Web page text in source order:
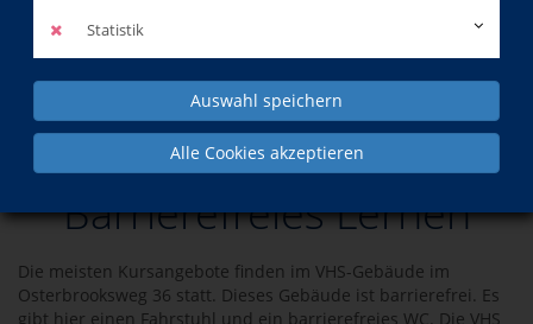
Statistik
Auswahl speichern
Alle Cookies akzeptieren
Barrierefreies Lernen
Barrierefreies Lernen
Die meisten Kursangebote finden im VHS-Gebäude im
Osterbrooksweg 36 statt. Dieses Gebäude ist barrierefrei. Es
gibt hier einen Fahrstuhl und ein barrierefreies WC. Die VHS